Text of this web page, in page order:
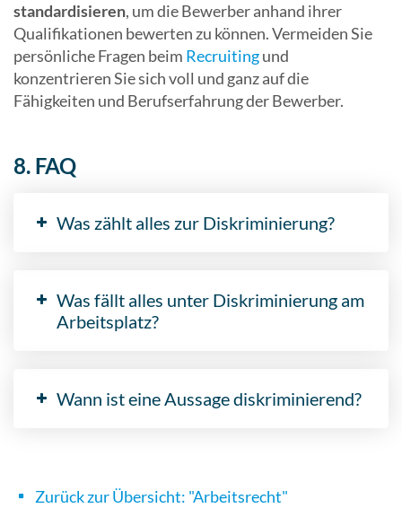
standardisieren, um die Bewerber anhand ihrer
Qualifikationen bewerten zu können. Vermeiden Sie
persönliche Fragen beim Recruitingund
konzentrieren Sie sich voll und ganz auf die
Fähigkeiten und Berufserfahrung der Bewerber.
8. FAQ
Was zählt alles zur Diskriminierung?
Was fällt alles unter Diskriminierung am
Arbeitsplatz?
Wann ist eine Aussage diskriminierend?
Zurück zur Übersicht: "Arbeitsrecht"